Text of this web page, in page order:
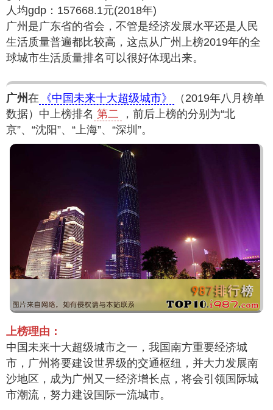
人均gdp：157668.1元(2018年)
广州是广东省的省会，不管是经济发展水平还是人民
生活质量普遍都比较高，这点从广州上榜2019年的全
球城市生活质量排名可以很好体现出来。
广州在 《中国未来十大超级城市》
（2019年八月榜单
数据）中上榜排名 第二
，前后上榜的分别为“北
京”、“沈阳”、“上海”、“深圳”。
上榜理由：
中国未来十大超级城市之一，我国南方重要经济城
市，广州将要建设世界级的交通枢纽，并大力发展南
沙地区，成为广州又一经济增长点，将会引领国际城
市潮流，努力建设国际一流城市。